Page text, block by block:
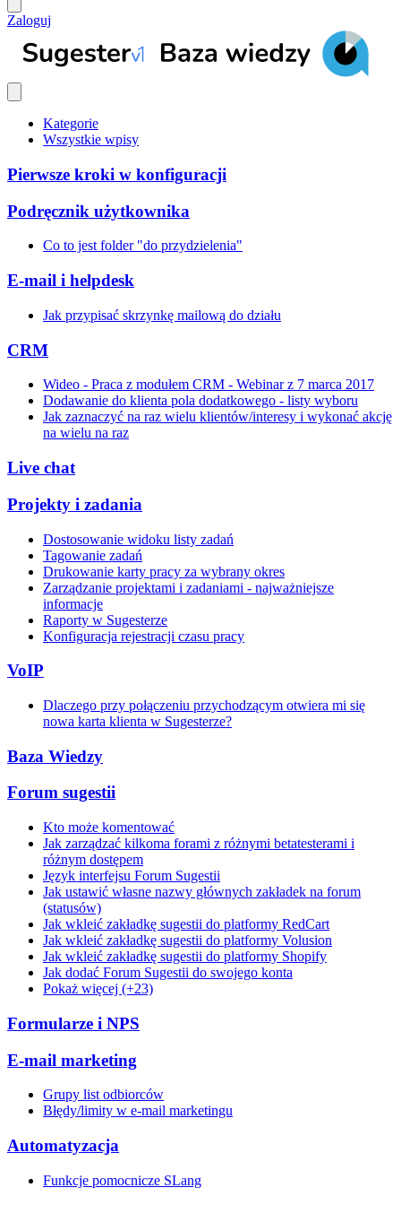
Zaloguj
Kategorie
Wszystkie wpisy
Pierwsze kroki w konfiguracji
Podręcznik użytkownika
Co to jest folder "do przydzielenia"
E-mail i helpdesk
Jak przypisać skrzynkę mailową do działu
CRM
Wideo - Praca z modułem CRM - Webinar z 7 marca 2017
Dodawanie do klienta pola dodatkowego - listy wyboru
Jak zaznaczyć na raz wielu klientów/interesy i wykonać akcję
na wielu na raz
Live chat
Projekty i zadania
Dostosowanie widoku listy zadań
Tagowanie zadań
Drukowanie karty pracy za wybrany okres
Zarządzanie projektami i zadaniami - najważniejsze
informacje
Raporty w Sugesterze
Konfiguracja rejestracji czasu pracy
VoIP
Dlaczego przy połączeniu przychodzącym otwiera mi się
nowa karta klienta w Sugesterze?
Baza Wiedzy
Forum sugestii
Kto może komentować
Jak zarządzać kilkoma forami z różnymi betatesterami i
różnym dostępem
Język interfejsu Forum Sugestii
Jak ustawić własne nazwy głównych zakładek na forum
(statusów)
Jak wkleić zakładkę sugestii do platformy RedCart
Jak wkleić zakładkę sugestii do platformy Volusion
Jak wkleić zakładkę sugestii do platformy Shopify
Jak dodać Forum Sugestii do swojego konta
Pokaż więcej (+23)
Formularze i NPS
E-mail marketing
Grupy list odbiorców
Błędy/limity w e-mail marketingu
Automatyzacja
Funkcje pomocnicze SLang